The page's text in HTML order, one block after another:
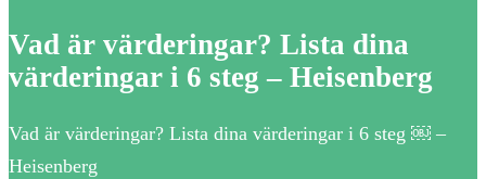
Vad är värderingar? Lista dina
värderingar i 6 steg – Heisenberg
Vad är värderingar? Lista dina värderingar i 6 steg ￼ –
Heisenberg